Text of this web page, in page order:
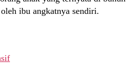
ibu angkatnya sendiri.